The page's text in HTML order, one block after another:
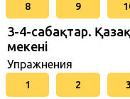
8 9
3-4-сабақтар.
мекені
Упражнения
1 2 3